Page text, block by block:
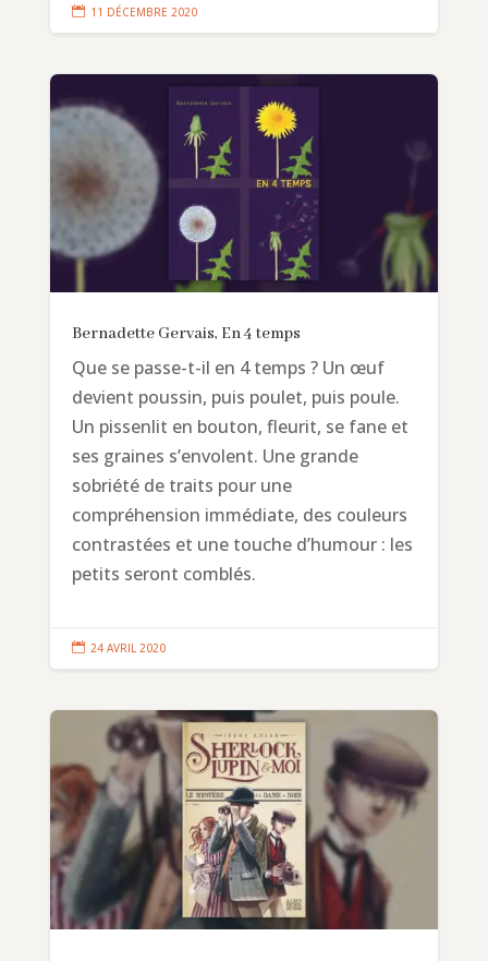
 11 DÉCEMBRE 2020
Bernadette Gervais, En 4 temps
Que se passe-t-il en 4 temps ? Un œuf
devient poussin, puis poulet, puis poule.
Un pissenlit en bouton, fleurit, se fane et
ses graines s’envolent. Une grande
sobriété de traits pour une
compréhension immédiate, des couleurs
contrastées et une touche d’humour : les
petits seront comblés.
 24 AVRIL 2020